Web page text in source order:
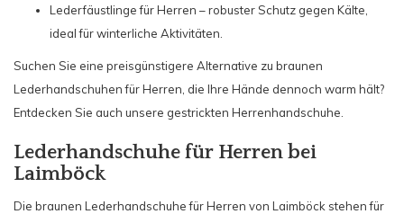
Lederfäustlinge für Herren – robuster Schutz gegen Kälte,
ideal für winterliche Aktivitäten.
Suchen Sie eine preisgünstigere Alternative zu braunen
Lederhandschuhen für Herren, die Ihre Hände dennoch warm hält?
Entdecken Sie auch unsere gestrickten Herrenhandschuhe.
Lederhandschuhe für Herren bei
Laimböck
Die braunen Lederhandschuhe für Herren von Laimböck stehen für